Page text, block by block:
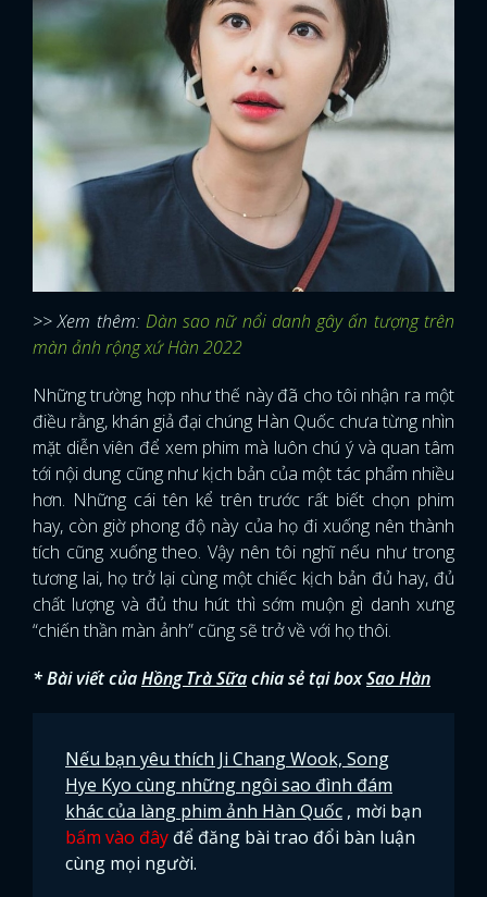
>> Xem thêm: Dàn sao nữ nổi danh gây ấn tượng trên
màn ảnh rộng xứ Hàn 2022
Những trường hợp như thế này đã cho tôi nhận ra một
điều rằng, khán giả đại chúng Hàn Quốc chưa từng nhìn
mặt diễn viên để xem phim mà luôn chú ý và quan tâm
tới nội dung cũng như kịch bản của một tác phẩm nhiều
hơn. Những cái tên kể trên trước rất biết chọn phim
hay, còn giờ phong độ này của họ đi xuống nên thành
tích cũng xuống theo. Vậy nên tôi nghĩ nếu như trong
tương lai, họ trở lại cùng một chiếc kịch bản đủ hay, đủ
chất lượng và đủ thu hút thì sớm muộn gì danh xưng
“chiến thần màn ảnh” cũng sẽ trở về với họ thôi.
* Bài viết củaHồng Trà Sữachia sẻ tại boxSao Hàn
Nếu bạn yêu thích Ji Chang Wook, Song
Hye Kyo cùng những ngôi sao đình đám
khác của làng phim ảnh Hàn Quốc , mời bạn
bấm vào đây để đăng bài trao đổi bàn luận
cùng mọi người.